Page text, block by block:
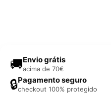
🚚Envio grátis
acima de 70€
🔒Pagamento seguro
checkout 100% protegido